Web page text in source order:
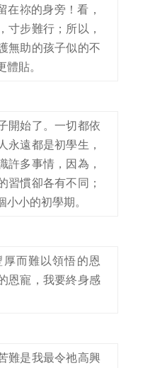
在祢的身旁！看，
寸步難行；所以，
無助的孩子似的不
貼。
開始了。一切都依
永遠都是初學生，
許多事情，因為，
習慣卻各有不同；
小的初學期。
而難以領悟的恩
恩寵，我要終身感
難是我最令祂高興